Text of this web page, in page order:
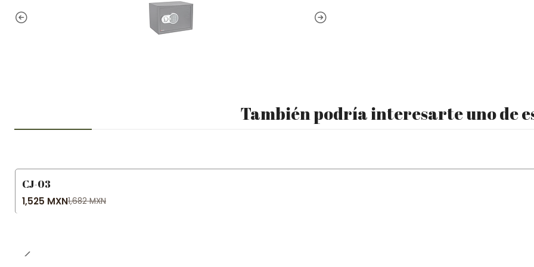
También podría interesarte uno de
-9% OFF
CJ-03
1,525 MXN1,682 MXN